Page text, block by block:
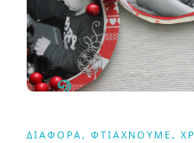
ΔΙΆΦΟΡΑ, ΦΤΙΆΧΝΟΥΜΕ,